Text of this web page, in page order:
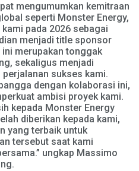
mengumumkan kemitraan
seperti Monster Energy,
pada 2026 sebagai
menjadi title sponsor
ini merupakan tonggak
sekaligus menjadi
sukses kami.
dengan kolaborasi ini,
ambisi proyek kami.
kepada Monster Energy
diberikan kepada kami,
yang terbaik untuk
tersebut saat kami
ungkap Massimo